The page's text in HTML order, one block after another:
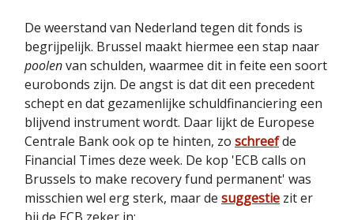
De weerstand van Nederland tegen dit fonds is
begrijpelijk. Brussel maakt hiermee een stap naar
poolenvan schulden, waarmee dit in feite een soort
eurobonds zijn. De angst is dat dit een precedent
schept en dat gezamenlijke schuldfinanciering een
blijvend instrument wordt. Daar lijkt de Europese
Centrale Bank ook op te hinten, zo schreefde
Financial Times deze week. De kop 'ECB calls on
Brussels to make recovery fund permanent' was
misschien wel erg sterk, maar de suggestie zit er